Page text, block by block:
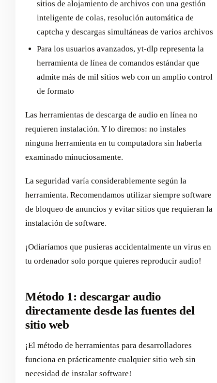
sitios de alojamiento de archivos con una gestión
inteligente de colas, resolución automática de
captcha y descargas simultáneas de varios archivos
Para los usuarios avanzados, yt-dlp representa la
herramienta de línea de comandos estándar que
admite más de mil sitios web con un amplio control
de formato
Las herramientas de descarga de audio en línea no
requieren instalación. Y lo diremos: no instales
ninguna herramienta en tu computadora sin haberla
examinado minuciosamente.
La seguridad varía considerablemente según la
herramienta. Recomendamos utilizar siempre software
de bloqueo de anuncios y evitar sitios que requieran la
instalación de software.
¡Odiaríamos que pusieras accidentalmente un virus en
tu ordenador solo porque quieres reproducir audio!
Método 1: descargar audio
directamente desde las fuentes del
sitio web
¡El método de herramientas para desarrolladores
funciona en prácticamente cualquier sitio web sin
necesidad de instalar software!